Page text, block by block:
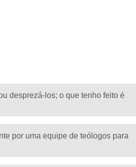
desprezá-los; o que tenho feito é
por uma equipe de teólogos para